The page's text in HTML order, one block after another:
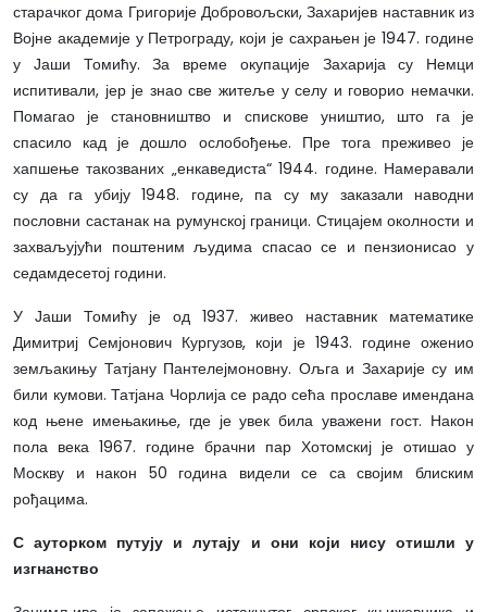
старачког дома Григорије Добровољски, Захаријев наставник из
Војне академије у Петрограду, који је сахрањен је 1947. године
у Јаши Томићу. За време окупације Захарија су Немци
испитивали, јер је знао све житеље у селу и говорио немачки.
Помагао је становништво и спискове уништио, што га је
спасило кад је дошло ослобођење. Пре тога преживео је
хапшење такозваних „енкаведиста“ 1944. године. Намеравали
су да га убију 1948. године, па су му заказали наводни
пословни састанак на румунској граници. Стицајем околности и
захваљујући поштеним људима спасао се и пензионисао у
седамдесетој години.
У Јаши Томићу је од 1937. живео наставник математике
Димитриј Семјонович Кургузов, који је 1943. године оженио
земљакињу Татјану Пантелејмоновну. Ољга и Захарије су им
били кумови. Татјана Чорлија се радо сећа прославе имендана
код њене имењакиње, где је увек била уважени гост. Након
пола века 1967. године брачни пар Хотомскиј је отишао у
Москву и након 50 година видели се са својим блиским
рођацима.
С ауторком путују и лутају и они који нису отишли у
изгнанство